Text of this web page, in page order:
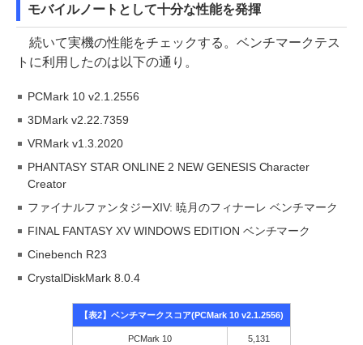
モバイルノートとして十分な性能を発揮
続いて実機の性能をチェックする。ベンチマークテス
トに利用したのは以下の通り。
PCMark 10 v2.1.2556
3DMark v2.22.7359
VRMark v1.3.2020
PHANTASY STAR ONLINE 2 NEW GENESIS Character
Creator
ファイナルファンタジーXIV: 暁月のフィナーレ ベンチマーク
FINAL FANTASY XV WINDOWS EDITION ベンチマーク
Cinebench R23
CrystalDiskMark 8.0.4
【表2】ベンチマークスコア(PCMark 10 v2.1.2556)
PCMark 10 5,131